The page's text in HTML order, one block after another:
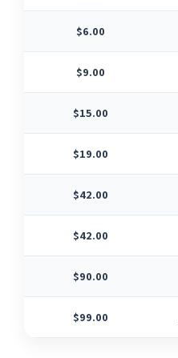
$6.00
$9.00
$15.00
$19.00
$42.00
$42.00
$90.00
$99.00